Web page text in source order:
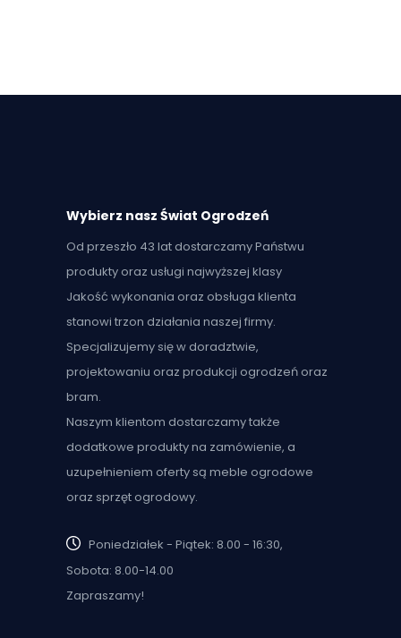
Wybierz nasz Świat Ogrodzeń
Od przeszło 43 lat dostarczamy Państwu
produkty oraz usługi najwyższej klasy
Jakość wykonania oraz obsługa klienta
stanowi trzon działania naszej firmy.
Specjalizujemy się w doradztwie,
projektowaniu oraz produkcji ogrodzeń oraz
bram.
Naszym klientom dostarczamy także
dodatkowe produkty na zamówienie, a
uzupełnieniem oferty są meble ogrodowe
oraz sprzęt ogrodowy.
Poniedziałek - Piątek: 8.00 - 16:30,
Sobota: 8.00-14.00
Zapraszamy!